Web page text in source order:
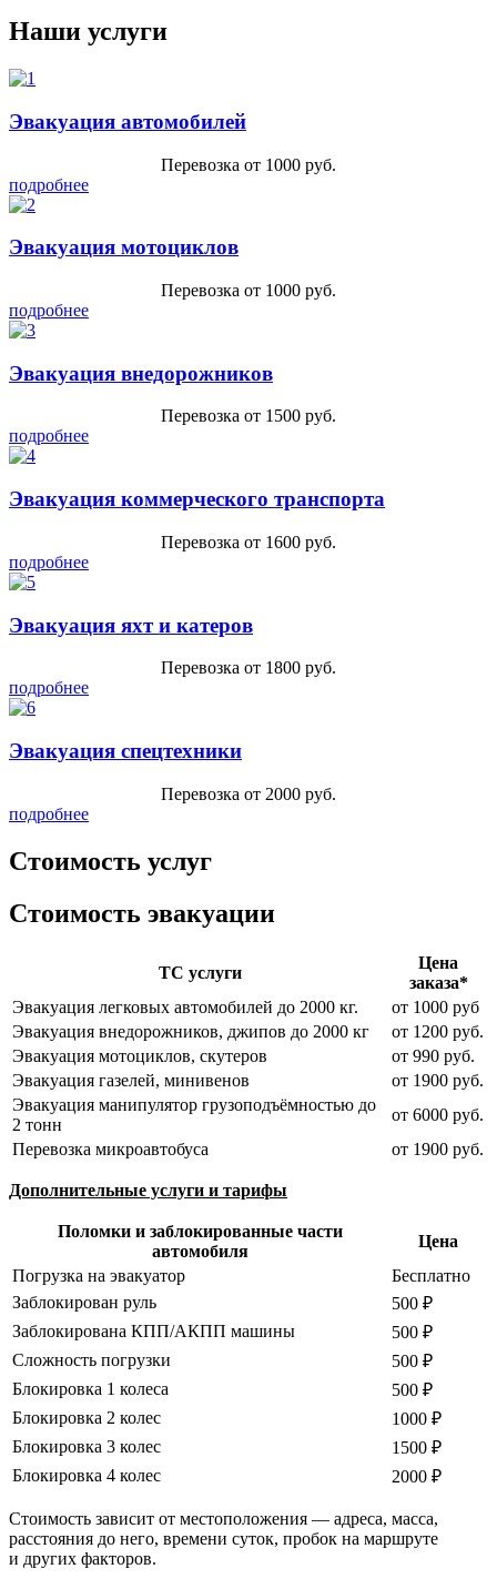
Наши услуги
Эвакуация автомобилей
Перевозка от 1000 руб.
подробнее
Эвакуация мотоциклов
Перевозка от 1000 руб.
подробнее
Эвакуация внедорожников
Перевозка от 1500 руб.
подробнее
Эвакуация коммерческого транспорта
Перевозка от 1600 руб.
подробнее
Эвакуация яхт и катеров
Перевозка от 1800 руб.
подробнее
Эвакуация спецтехники
Перевозка от 2000 руб.
подробнее
Стоимость услуг
Стоимость эвакуации
ТС услуги
Цена
заказа*
Эвакуация легковых автомобилей до 2000 кг.
от 1000 руб
Эвакуация внедорожников, джипов до 2000 кг
от 1200 руб.
Эвакуация мотоциклов, скутеров
от 990 руб.
Эвакуация газелей, минивенов
от 1900 руб.
Эвакуация манипулятор грузоподъёмностью до
2 тонн
от 6000 руб.
Перевозка микроавтобуса
от 1900 руб.
Дополнительные услуги и тарифы
Поломки и заблокированные части
автомобиля
Цена
Погрузка на эвакуатор
Бесплатно
Заблокирован руль
500 ₽
Заблокирована КПП/АКПП машины
500 ₽
Сложность погрузки
500 ₽
Блокировка 1 колеса
500 ₽
Блокировка 2 колес
1000 ₽
Блокировка 3 колес
1500 ₽
Блокировка 4 колес
2000 ₽
Стоимость зависит от местоположения — адреса, масса,
расстояния до него, времени суток, пробок на маршруте
и других факторов.